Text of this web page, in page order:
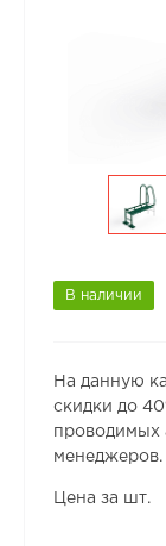
В наличии
На данную
скидки до
проводимых
менеджеров.
Цена за шт.